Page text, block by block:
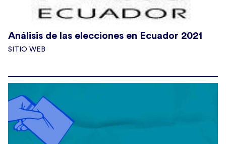
Análisis de las elecciones en Ecuador 2021
SITIO WEB